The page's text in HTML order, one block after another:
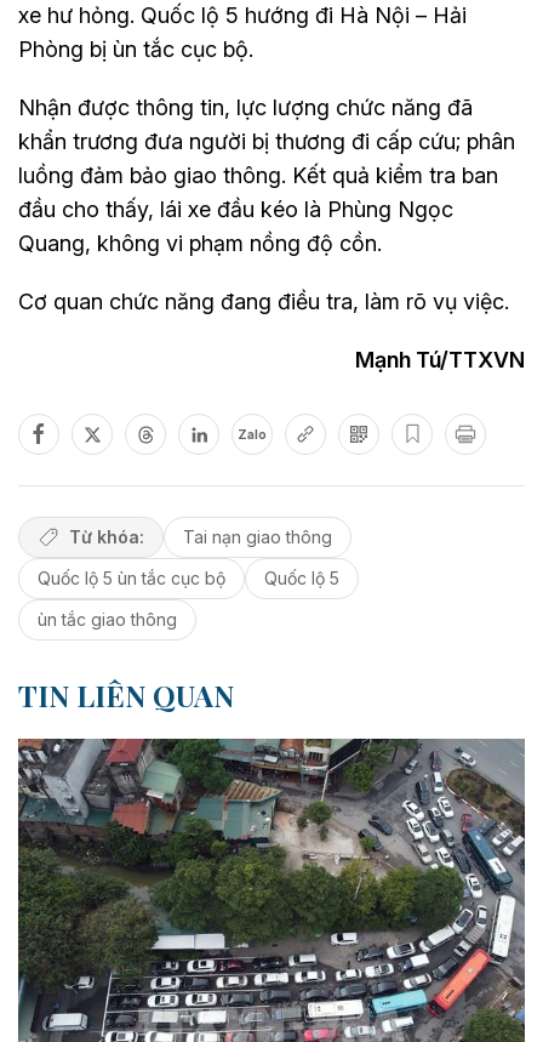
xe hư hỏng. Quốc lộ 5 hướng đi Hà Nội – Hải
Phòng bị ùn tắc cục bộ.
Nhận được thông tin, lực lượng chức năng đã
khẩn trương đưa người bị thương đi cấp cứu; phân
luồng đảm bảo giao thông. Kết quả kiểm tra ban
đầu cho thấy, lái xe đầu kéo là Phùng Ngọc
Quang, không vi phạm nồng độ cồn.
Cơ quan chức năng đang điều tra, làm rõ vụ việc.
Mạnh Tú/TTXVN
Zalo
Từ khóa:
Tai nạn giao thông
Quốc lộ 5 ùn tắc cục bộ
Quốc lộ 5
ùn tắc giao thông
TIN LIÊN QUAN